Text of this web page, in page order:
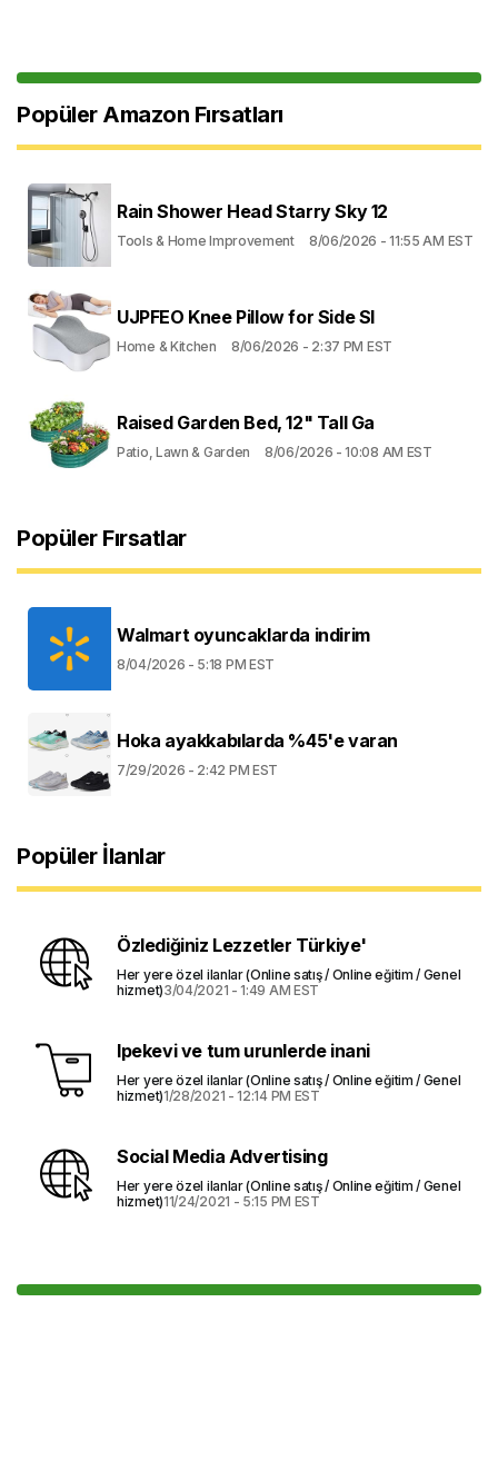
Popüler Amazon Fırsatları
Rain Shower Head Starry Sky 12
Tools & Home Improvement 8/06/2026 - 11:55 AM EST
UJPFEO Knee Pillow for Side Sl
Home & Kitchen 8/06/2026 - 2:37 PM EST
Raised Garden Bed, 12" Tall Ga
Patio, Lawn & Garden 8/06/2026 - 10:08 AM EST
Popüler Fırsatlar
Walmart oyuncaklarda indirim
8/04/2026 - 5:18 PM EST
Hoka ayakkabılarda %45'e varan
7/29/2026 - 2:42 PM EST
Popüler İlanlar
Özlediğiniz Lezzetler Türkiye'
Her yere özel ilanlar (Online satış / Online eğitim / Genel
hizmet)3/04/2021 - 1:49 AM EST
Ipekevi ve tum urunlerde inani
Her yere özel ilanlar (Online satış / Online eğitim / Genel
hizmet)1/28/2021 - 12:14 PM EST
Social Media Advertising
Her yere özel ilanlar (Online satış / Online eğitim / Genel
hizmet)11/24/2021 - 5:15 PM EST